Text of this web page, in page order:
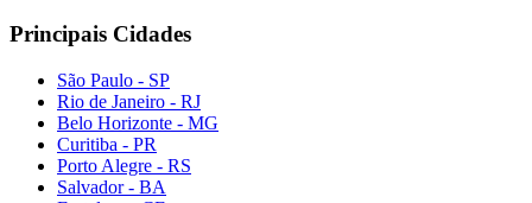
Principais Cidades
São Paulo - SP
Rio de Janeiro - RJ
Belo Horizonte - MG
Curitiba - PR
Porto Alegre - RS
Salvador - BA